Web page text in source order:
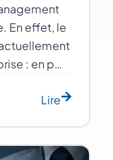
En effet, le
: en p…
Lire